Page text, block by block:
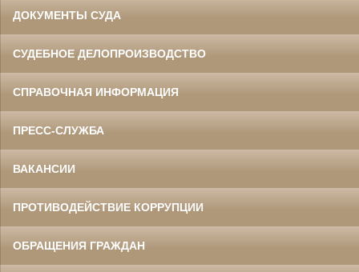
ДОКУМЕНТЫ СУДА
СУДЕБНОЕ ДЕЛОПРОИЗВОДСТВО
СПРАВОЧНАЯ ИНФОРМАЦИЯ
ПРЕСС-СЛУЖБА
ВАКАНСИИ
ПРОТИВОДЕЙСТВИЕ КОРРУПЦИИ
ОБРАЩЕНИЯ ГРАЖДАН